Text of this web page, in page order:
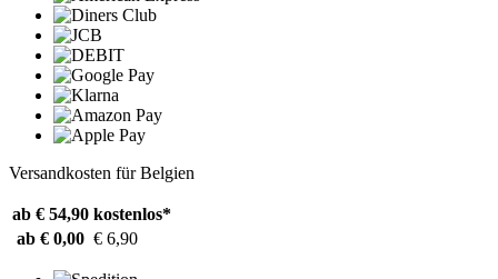
Versandkosten für Belgien
ab € 54,90 kostenlos*
ab € 0,00 € 6,90